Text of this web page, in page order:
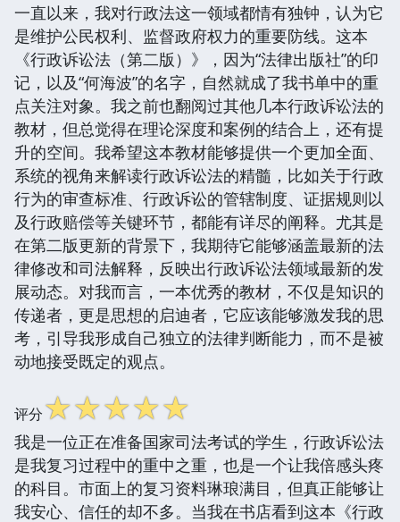
一直以来，我对行政法这一领域都情有独钟，认为它
是维护公民权利、监督政府权力的重要防线。这本
《行政诉讼法（第二版）》，因为“法律出版社”的印
记，以及“何海波”的名字，自然就成了我书单中的重
点关注对象。我之前也翻阅过其他几本行政诉讼法的
教材，但总觉得在理论深度和案例的结合上，还有提
升的空间。我希望这本教材能够提供一个更加全面、
系统的视角来解读行政诉讼法的精髓，比如关于行政
行为的审查标准、行政诉讼的管辖制度、证据规则以
及行政赔偿等关键环节，都能有详尽的阐释。尤其是
在第二版更新的背景下，我期待它能够涵盖最新的法
律修改和司法解释，反映出行政诉讼法领域最新的发
展动态。对我而言，一本优秀的教材，不仅是知识的
传递者，更是思想的启迪者，它应该能够激发我的思
考，引导我形成自己独立的法律判断能力，而不是被
动地接受既定的观点。
评分☆☆☆☆☆
我是一位正在准备国家司法考试的学生，行政诉讼法
是我复习过程中的重中之重，也是一个让我倍感头疼
的科目。市面上的复习资料琳琅满目，但真正能够让
我安心、信任的却不多。当我在书店看到这本《行政